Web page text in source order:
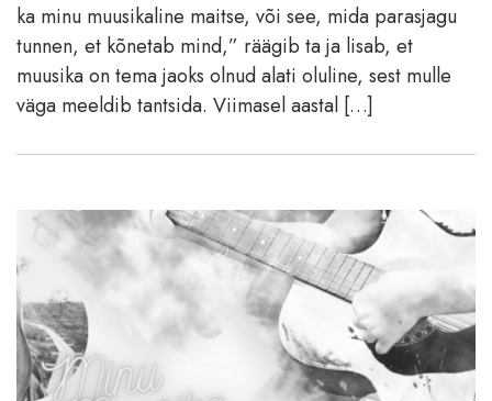
ka minu muusikaline maitse, või see, mida parasjagu
tunnen, et kõnetab mind,” räägib ta ja lisab, et
muusika on tema jaoks olnud alati oluline, sest mulle
väga meeldib tantsida. Viimasel aastal […]